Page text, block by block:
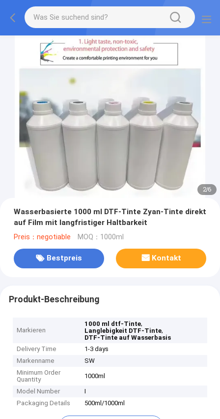
2/6
Wasserbasierte 1000 ml DTF-Tinte Zyan-Tinte direkt
auf Film mit langfristiger Haltbarkeit
Preis：negotiable MOQ：1000ml
Bestpreis Kontakt
Produkt-Beschreibung
Markieren
1000 ml dtf-Tinte,
Langlebigkeit DTF-Tinte,
DTF-Tinte auf Wasserbasis
Delivery Time
1-3 days
Markenname
SW
Minimum Order
Quantity
1000ml
Model Number
I
Packaging Details
500ml/1000ml